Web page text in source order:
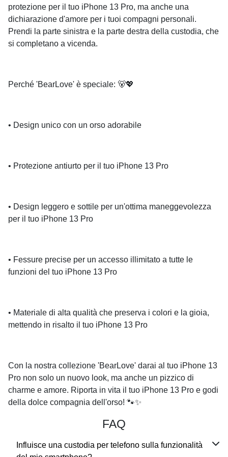
protezione per il tuo iPhone 13 Pro, ma anche una
dichiarazione d'amore per i tuoi compagni personali.
Prendi la parte sinistra e la parte destra della custodia, che
si completano a vicenda.
Perché 'BearLove' è speciale: 🐻💖
• Design unico con un orso adorabile
• Protezione antiurto per il tuo iPhone 13 Pro
• Design leggero e sottile per un'ottima maneggevolezza
per il tuo iPhone 13 Pro
• Fessure precise per un accesso illimitato a tutte le
funzioni del tuo iPhone 13 Pro
• Materiale di alta qualità che preserva i colori e la gioia,
mettendo in risalto il tuo iPhone 13 Pro
Con la nostra collezione 'BearLove' darai al tuo iPhone 13
Pro non solo un nuovo look, ma anche un pizzico di
charme e amore. Riporta in vita il tuo iPhone 13 Pro e godi
della dolce compagnia dell'orso! 🐾✨
FAQ
Influisce una custodia per telefono sulla funzionalità